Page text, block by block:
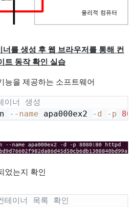
를 생성 후 웹 브라우저를 통해 컨
트 동작 확인 실습
능을 제공하는 소프트웨어
이너 생성
--name apa000ex2 -d -p
었는지 확인
테이너 목록 확인